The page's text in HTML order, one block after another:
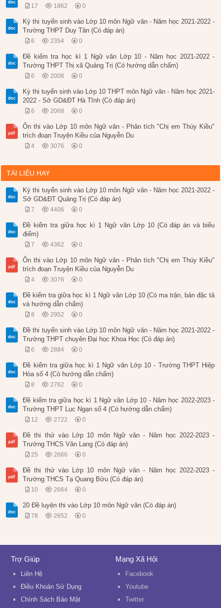
17 1862 0
Kỳ thi tuyển sinh vào Lớp 10 môn Ngữ văn - Năm học 2021-2022 -
Trường THPT Duy Tân (Có đáp án)
6 2354 0
Đề kiểm tra học kì 1 Ngữ văn Lớp 10 - Năm học 2021-2022 -
Trường THPT Thị xã Quảng Trị (Có hướng dẫn chấm)
6 2008 0
Kỳ thi tuyển sinh vào Lớp 10 THPT môn Ngữ văn - Năm học 2021-
2022 - Sở GD&ĐT Hà Tĩnh (Có đáp án)
6 2068 0
Ôn thi vào Lớp 10 môn Ngữ văn - Phân tích "Chị em Thúy Kiều"
trích đoạn Truyện Kiều của Nguyễn Du
4 3076 0
TÀI LIỆU HAY
Kỳ thi tuyển sinh vào Lớp 10 môn Ngữ văn - Năm học 2021-2022 -
Sở GD&ĐT Quảng Trị (Có đáp án)
7 4406 0
Đề kiểm tra giữa học kì 1 Ngữ văn Lớp 10 (Có đáp án và biểu
điểm)
7 4362 0
Ôn thi vào Lớp 10 môn Ngữ văn - Phân tích "Chị em Thúy Kiều"
trích đoạn Truyện Kiều của Nguyễn Du
4 3076 0
Đề kiểm tra giữa học kì 1 Ngữ văn Lớp 10 (Có ma trận, bản đặc tả
và hướng dẫn chấm)
8 2952 0
Đề thi tuyển sinh vào Lớp 10 môn Ngữ văn - Năm học 2021-2022 -
Trường THPT chuyên Đại học Khoa Học (Có đáp án)
6 2884 0
Đề kiểm tra giữa học kì 1 Ngữ văn Lớp 10 - Trường THPT Hiệp
Hòa số 4 (Có hướng dẫn chấm)
8 2762 0
Đề kiểm tra giữa học kì 1 Ngữ văn Lớp 10 - Năm học 2022-2023 -
Trường THPT Lục Ngạn số 4 (Có hướng dẫn chấm)
12 2722 0
Đề thi thử vào Lớp 10 môn Ngữ văn - Năm học 2022-2023 -
Trường THCS Văn Lang (Có đáp án)
25 2666 0
Đề thi thử vào Lớp 10 môn Ngữ văn - Năm học 2022-2023 -
Trường THCS Tạ Quang Bửu (Có đáp án)
10 2664 0
20 Đề luyện thi vào Lớp 10 môn Ngữ văn (Có đáp án)
78 2652 0
Trợ Giúp
Liên Hệ
Điều Khoản Sử Dụng
Chính Sách Bảo Mật
Mạng Xã Hội
Facebook
Youtube
Twitter